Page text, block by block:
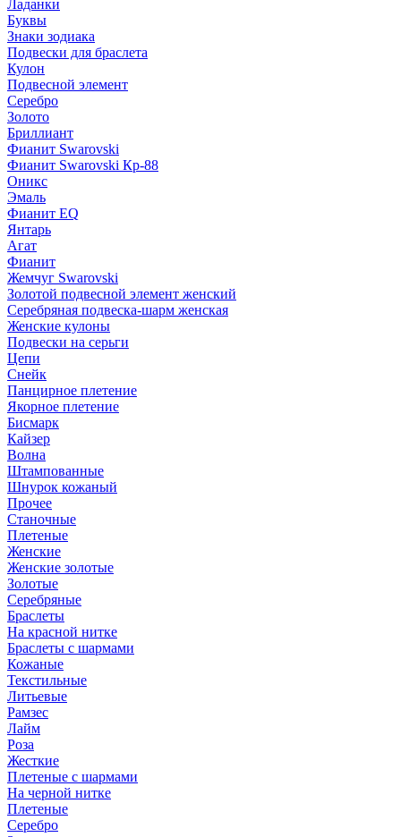
Ладанки
Буквы
Знаки зодиака
Подвески для браслета
Кулон
Подвесной элемент
Серебро
Золото
Бриллиант
Фианит Swarovski
Фианит Swarovski Кр-88
Оникс
Эмаль
Фианит EQ
Янтарь
Агат
Фианит
Жемчуг Swarovski
Золотой подвесной элемент женcкий
Серебряная подвеска-шарм женская
Женские кулоны
Подвески на серьги
Цепи
Снейк
Панцирное плетение
Якорное плетение
Бисмарк
Кайзер
Волна
Штампованные
Шнурок кожаный
Прочее
Станочные
Плетеные
Женские
Женские золотые
Золотые
Серебряные
Браслеты
На красной нитке
Браслеты с шармами
Кожаные
Текстильные
Литьевые
Рамзес
Лайм
Роза
Жесткие
Плетеные с шармами
На черной нитке
Плетеные
Серебро